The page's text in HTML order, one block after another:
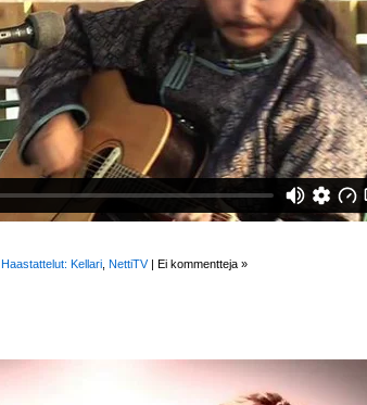
Haastattelut: Kellari, NettiTV| Ei kommentteja »